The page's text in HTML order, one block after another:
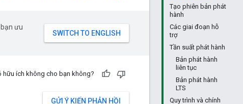
Tạo phiên bản phát
hành
Các giai đoạn hỗ
trợ
Tần suất phát hành
Bản phát hành
liên tục
Bản phát hành
LTS
Quy trình và chính
ưu
hữu ích không cho bạn không?
GỬI Ý KIẾN PHẢN HỒI